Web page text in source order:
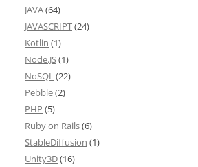
JAVA(64)
JAVASCRIPT(24)
Kotlin (1)
Node.JS(1)
NoSQL(22)
Pebble(2)
PHP (5)
Ruby on Rails(6)
StableDiffusion (1)
Unity3D(16)